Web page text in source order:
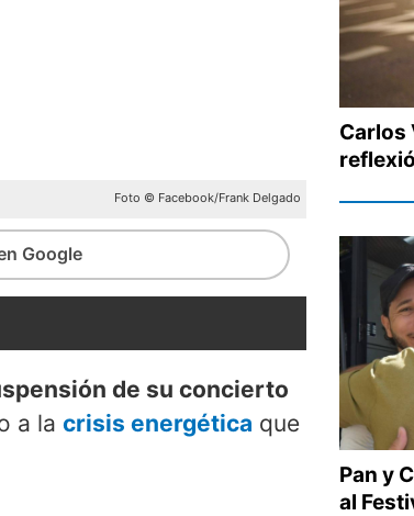
Foto © Facebook/Frank Delgado
Google
de su concierto
a la crisis energética que
Carlos
Pan y
al